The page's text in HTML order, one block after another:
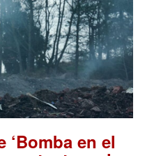
‘Bomba en el